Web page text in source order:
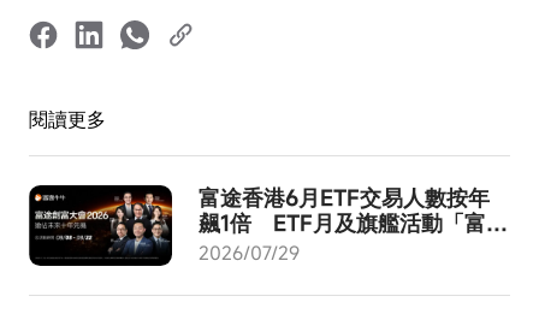
閱讀更多
富途香港6月ETF交易人數按年
飆1倍 ETF月及旗艦活動「富途
創富大會2026」8月啟動
2026/07/29